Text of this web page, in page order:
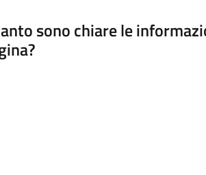
sono chiare le